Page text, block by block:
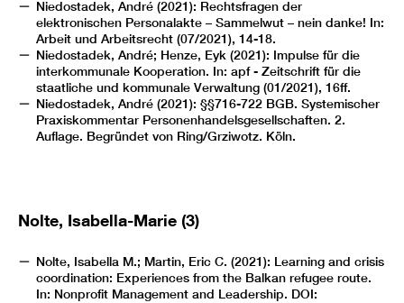
Niedostadek, André (2021): Rechtsfragen der
elektronischen Personalakte – Sammelwut – nein danke! In:
Arbeit und Arbeitsrecht (07/2021), 14-18.
Niedostadek, André; Henze, Eyk (2021): Impulse für die
interkommunale Kooperation. In: apf - Zeitschrift für die
staatliche und kommunale Verwaltung (01/2021), 16ff.
Niedostadek, André (2021): §§716-722 BGB. Systemischer
Praxiskommentar Personenhandelsgesellschaften. 2.
Auflage. Begründet von Ring/Grziwotz. Köln.
Nolte, Isabella-Marie (3)
Nolte, Isabella M.; Martin, Eric C. (2021): Learning and crisis
coordination: Experiences from the Balkan refugee route.
In: Nonprofit Management and Leadership. DOI: